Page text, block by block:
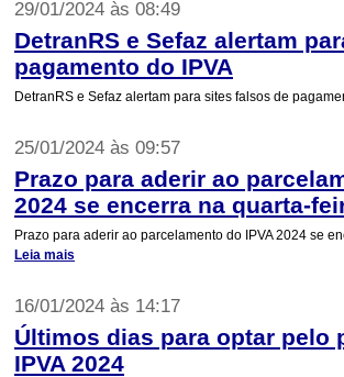
29/01/2024 às 08:49
DetranRS e Sefaz alertam
pagamento do IPVA
DetranRS e Sefaz alertam para sites falsos de
25/01/2024 às 09:57
Prazo para aderir ao
2024 se encerra na quarta-
Prazo para aderir ao parcelamento do IPVA 2024 se
Leia mais
16/01/2024 às 14:17
Últimos dias para optar pelo
IPVA 2024